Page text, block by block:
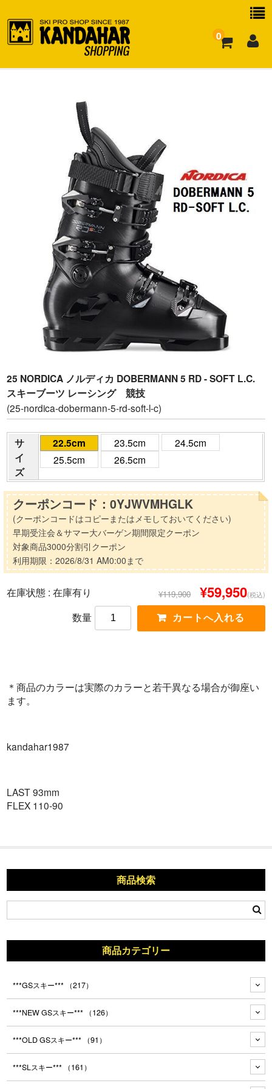
0
25 NORDICA ノルディカ DOBERMANN 5 RD - SOFT L.C.
スキーブーツ レーシング 競技
(25-nordica-dobermann-5-rd-soft-l-c)
サ
イ
ズ
22.5cm 23.5cm
24.5cm
25.5cm
26.5cm
クーポンコード：0YJWVMHGLK
(クーポンコードはコピーまたはメモしておいてください)
早期受注会＆サマー大バーゲン期間限定クーポン
対象商品3000分割引クーポン
利用期限：2026/8/31 AM0:00まで
在庫状態 :在庫有り ¥119,900 ¥59,950(税込)
数量
＊商品のカラーは実際のカラーと若干異なる場合が御座い
ます。
kandahar1987
LAST 93mm
FLEX 110-90
商品検索
商品カテゴリー
***GSスキー*** （217）
***NEW GSスキー*** （126）
***OLD GSスキー*** （91）
***SLスキー*** （161）